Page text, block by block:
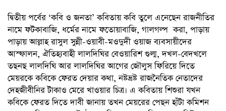
দ্বিতীয় পর্বের ‘কবি ও জনতা’ কবিতায় কবি তুলে এনেছেন রাজনীতির
নামে ফটকাবাজি, ধর্মের নামে ফতোয়াবাজি, গালগল্প করা, পাড়ায়
পাড়ায় আল্লাহ রাসুল সুন্নী-ওয়াবী-মওদুদী ওয়াজ ব্যবসায়ীদের
আস্ফালন, ঐতিহ্যবাহী লালদিঘির বেওয়ারিশ গুল্ম, দখল-বেদখলে
তছনছ লালদিঘি আর লালদিঘির আগের জৌলুস ফিরিয়ে দিতে
মেয়রকে কবিকে ফেরত দেয়ার কথা, নষ্টভ্রষ্ট রাজনৈতিক নেতাদের
দেহজীবীনির টাকাও মেরে খাওয়ার চিত্র। এ কবিতায় শিশুরা যখন
কবিকে ফেরত দিতে দাবী জানায় তখন মেয়রের পেছন হাঁটা কমিশন